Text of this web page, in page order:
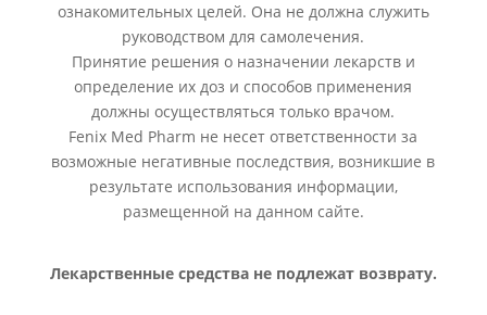
ознакомительных целей. Она не должна служить
руководством для самолечения.
Принятие решения о назначении лекарств и
определение их доз и способов применения
должны осуществляться только врачом.
Fenix Med Pharm не несет ответственности за
возможные негативные последствия, возникшие в
результате использования информации,
размещенной на данном сайте.
Лекарственные средства не подлежат возврату.